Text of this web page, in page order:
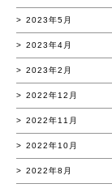
2023年5月
2023年4月
2023年2月
2022年12月
2022年11月
2022年10月
2022年8月